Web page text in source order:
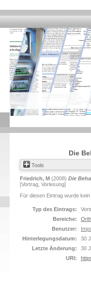
Die
Tools
Friedrich, M (2008) Die
[Vortrag, Vorlesung]
Für diesen Eintrag wurde
Typ des Eintrags:
Bereiche:
Benutzer:
Hinterlegungsdatum:
30
Letzte Änderung:
30
URI: